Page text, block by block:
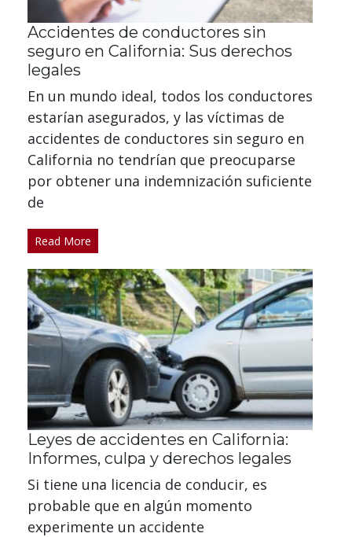
Accidentes de conductores sin
seguro en California: Sus derechos
legales
En un mundo ideal, todos los conductores
estarían asegurados, y las víctimas de
accidentes de conductores sin seguro en
California no tendrían que preocuparse
por obtener una indemnización suficiente
de
Read More
Leyes de accidentes en California:
Informes, culpa y derechos legales
Si tiene una licencia de conducir, es
probable que en algún momento
experimente un accidente